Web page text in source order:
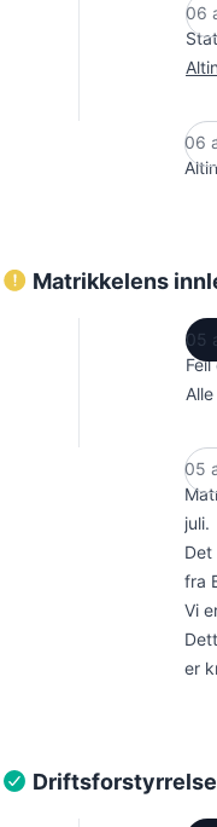
06
06
Matrikkelens
05
05
juli.
Det
fra
Vi
er